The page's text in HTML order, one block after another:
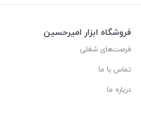
فروشگاه ابزار امیرحسین
فرصت‌های شغلی
تماس با ما
درباره ما